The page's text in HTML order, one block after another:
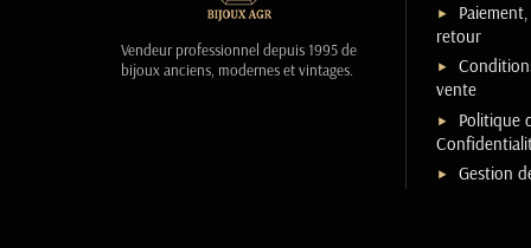
Vendeur professionnel depuis 1995 de
bijoux anciens, modernes et vintages.
retour
vente
Politique
Gestion